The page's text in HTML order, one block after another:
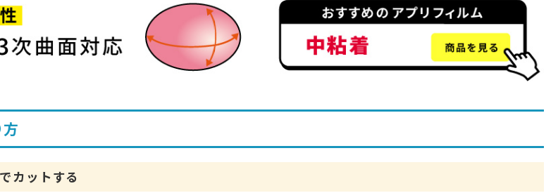
カットする